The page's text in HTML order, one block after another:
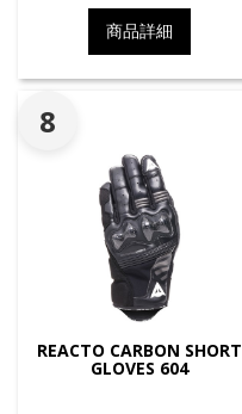
商品詳細
8
REACTO CARBON SHORT
GLOVES 604